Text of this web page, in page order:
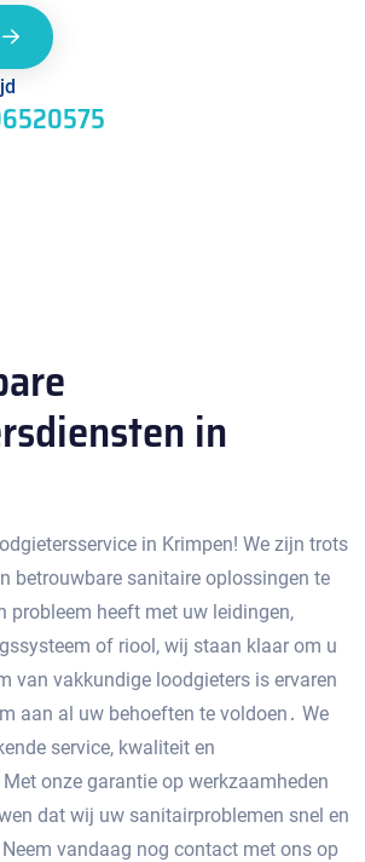
in
in Krimpen!​ We zijn trots
betrouwbare sanitaire oplossingen te
probleem heeft met uw leidingen,
of riool, wij staan klaar om u
van vakkundige loodgieters is ervaren
aan al uw behoeften te voldoen․ We
service, kwaliteit en
onze garantie op werkzaamheden
dat wij uw sanitairproblemen snel en
vandaag nog contact met ons op